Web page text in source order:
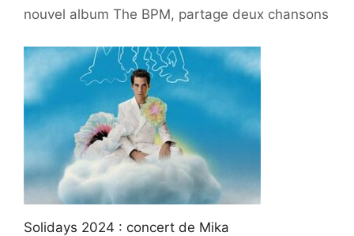
nouvel album The BPM, partage deux chansons
Solidays 2024 : concert de Mika